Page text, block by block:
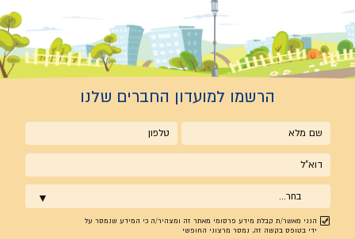
הרשמו למועדון החברים שלנו
שם
מלא
טלפון
אימייל
בחר...
הנני מאשר/ת קבלת מידע פרסומי מאתר זה ומצהיר/ה כי המידע שנמסר על
ידי בטופס בקשה זה, נמסר מרצוני החופשי